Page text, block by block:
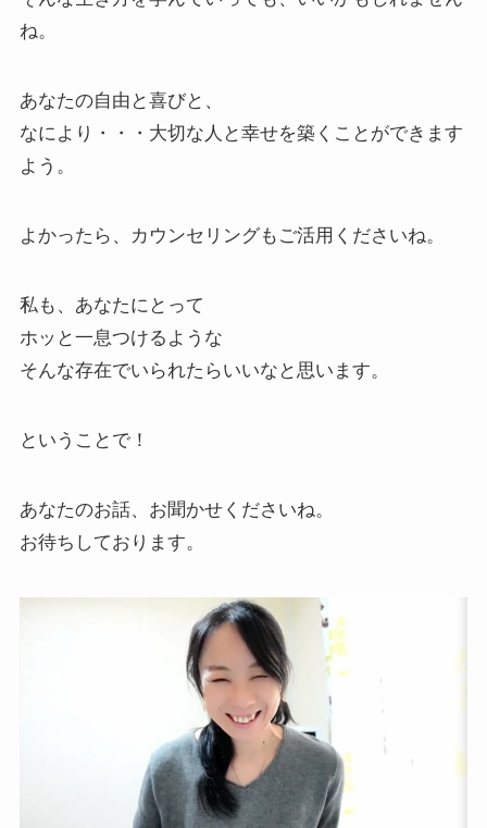
ね。
あなたの自由と喜びと、
なにより・・・大切な人と幸せを築くことができます
よう。
よかったら、カウンセリングもご活用くださいね。
私も、あなたにとって
ホッと一息つけるような
そんな存在でいられたらいいなと思います。
ということで！
あなたのお話、お聞かせくださいね。
お待ちしております。